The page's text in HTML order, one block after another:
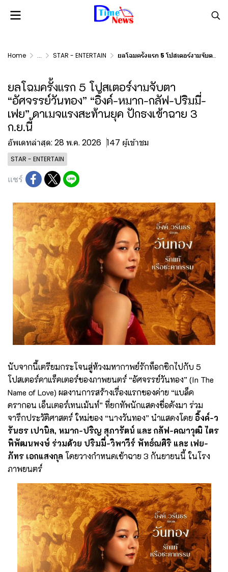
Home ... STAR - ENTERTAIN ยลโฉมครั้งแรก 5 โปสเตอร์งามจับตา “อัศจรรย์วันทอง” “อิ้งค์-หมาก-กลัฟ-ปริมมี่-เฟย” ดาเมจแรงสะท้านยุค ปักธงเข้าฉาย 3 ก.ย.นี้
ยลโฉมครั้งแรก 5 โปสเตอร์งามจับตา
“อัศจรรย์วันทอง” “อิ้งค์-หมาก-กลัฟ-ปริมมี่-
เฟย” ดาเมจแรงสะท้านยุค ปักธงเข้าฉาย 3
ก.ย.นี้
อัพเดทล่าสุด: 28 พ.ค. 2026 147 ผู้เข้าชม
STAR - ENTERTAIN
แชร์
นับจากนี้เตรียมกระโจนสู่ห้วงมหากาพย์รักท็อกซิกไปกับ 5
โปสเตอร์คาแร็คเตอร์ของภาพยนตร์ “อัศจรรย์วันทอง” (In The
Name of Love) ผลงานการสร้างเรื่องแรกของค่าย “แบล็ค
ดรากอน เอ็นเตอร์เทนเม้นท์” ที่ยกทัพนักแสดงชื่อดังมา ร่วม
จารึกประวัติศาสตร์ ใหม่ของ “นางวันทอง” นำแสดงโดย อิ้งค์-ว
รันธร เปานิล, หมาก-ปริญ สุภารัตน์ และ กลัฟ-คณาวุฒิ ไตร
พิพัฒนพงษ์ ร่วมด้วย ปริมมี่-วิพาวีร์ พัทธ์ณศิริ และ เฟย-
ภัทร เอกแสงกุล โดยวางกำหนดเข้าฉาย 3 กันยายนนี้ ในโรง
ภาพยนตร์